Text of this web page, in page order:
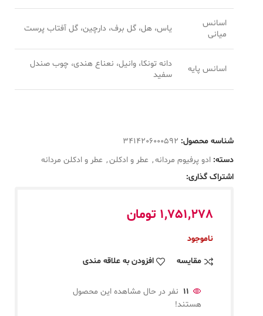
اسانس
میانی
یاس، هل، گل برف، دارچین، گل آفتاب پرست
اسانس پایه
دانه تونکا، وانیل، نعناع هندی، چوب صندل
سفید
شناسه محصول: 3414206000592
دسته: ادو پرفیوم مردانه, عطر و ادکلن, عطر و ادکلن مردانه
اشتراک گذاری:
1,751,278 تومان
ناموجود
مقایسه افزودن به علاقه مندی
11 نفر در حال مشاهده این محصول
هستند!